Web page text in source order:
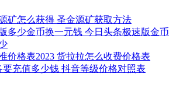
矿怎么获得 圣金源矿获取方法
多少金币换一元钱 今日头条极速版金币
价格表2023 货拉拉怎么收费价格表
要充值多少钱 抖音等级价格对照表